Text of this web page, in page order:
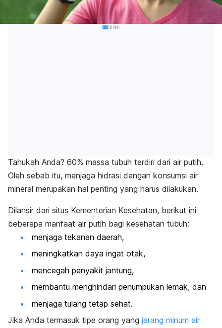
Iklan
Tahukah Anda? 60% massa tubuh terdiri dari air putih.
Oleh sebab itu, menjaga hidrasi dengan konsumsi air
mineral merupakan hal penting yang harus dilakukan.
Dilansir dari situs Kementerian Kesehatan, berikut ini
beberapa manfaat air putih bagi kesehatan tubuh:
menjaga tekanan daerah,
meningkatkan daya ingat otak,
mencegah penyakit jantung,
membantu menghindari penumpukan lemak, dan
menjaga tulang tetap sehat.
Jika Anda termasuk tipe orang yang jarang minum air